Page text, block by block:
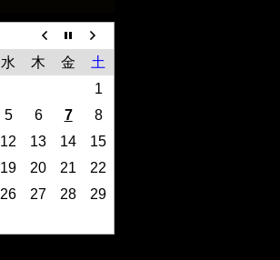
水 木 金
土
1
5 6 7
8
12 13 14
15
19 20 21
22
26 27 28
29